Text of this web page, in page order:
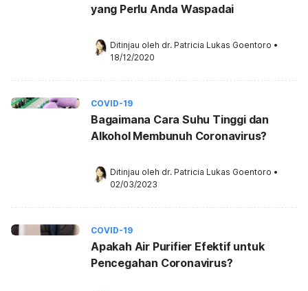
yang Perlu Anda Waspadai
Ditinjau oleh dr. Patricia Lukas Goentoro •
18/12/2020
COVID-19
Bagaimana Cara Suhu Tinggi dan
Alkohol Membunuh Coronavirus?
Ditinjau oleh dr. Patricia Lukas Goentoro •
02/03/2023
COVID-19
Apakah Air Purifier Efektif untuk
Pencegahan Coronavirus?